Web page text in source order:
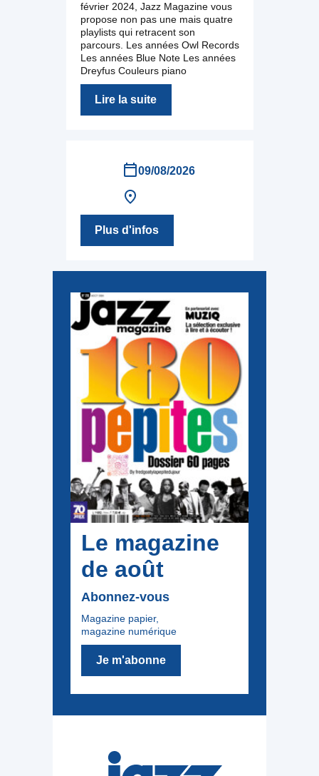
février 2024, Jazz Magazine vous
propose non pas une mais quatre
playlists qui retracent son
parcours. Les années Owl Records
Les années Blue Note Les années
Dreyfus Couleurs piano
Lire la suite
09/08/2026
Plus d'infos
Le magazine
de août
Abonnez-vous
Magazine papier,
magazine numérique
Je m'abonne